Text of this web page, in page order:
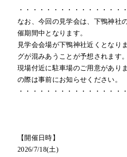
・・・・・・・・・・・・・・・
なお、今回の見学会は、下鴨神
催期間中となります。
見学会会場が下鴨神社近くとなり
グが混みあうことが予想されます。
現場付近に駐車場のご用意があり
の際は事前にお知らせください。
・・・・・・・・・・・・・・・
【開催日時】
2026/7/18(土)